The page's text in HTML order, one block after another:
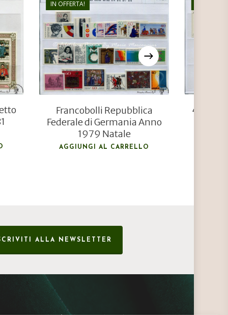
IN OFFERTA!
€24,00
€16,00
Francobolli Repubblica
Federale di Germania Anno
1979 Natale
AGGIUNGI AL CARRELLO
4777
ALLA NEWSLETTER